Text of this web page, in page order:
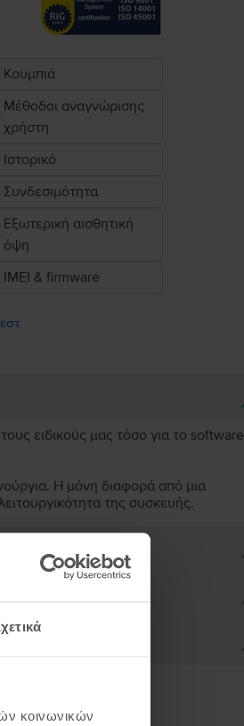
κοινωνικών
Κουμπιά
Μέθοδοι αναγνώρισης
χρήστη
Ιστορικό
Συνδεσιμότητα
Εξωτερική αισθητική
όψη
IMEI & firmware
ειδικούς μας τόσο για το software
Η μόνη διαφορά από μια
της συσκευής.